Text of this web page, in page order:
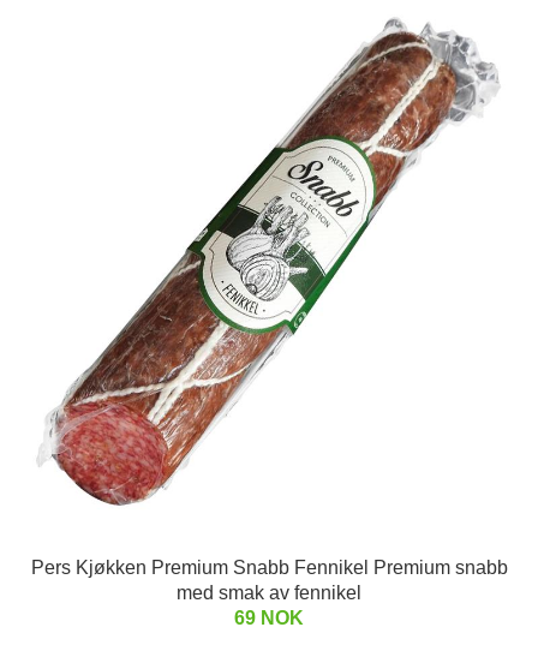
Pers Kjøkken Premium Snabb Fennikel Premium snabb
med smak av fennikel
69 NOK